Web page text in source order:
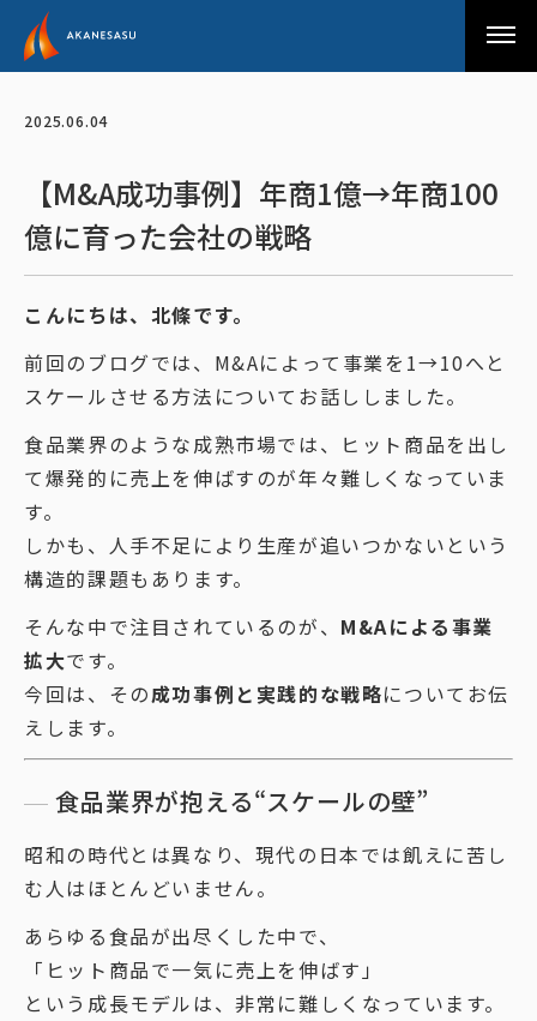
アカネサス
2025.06.04
【M&A成功事例】年商1億→年商100
億に育った会社の戦略
こんにちは、北條です。
前回のブログでは、M&Aによって事業を1→10へと
スケールさせる方法についてお話ししました。
食品業界のような成熟市場では、ヒット商品を出し
て爆発的に売上を伸ばすのが年々難しくなっていま
す。
しかも、人手不足により生産が追いつかないという
構造的課題もあります。
そんな中で注目されているのが、 M&Aによる事業
拡大です。
今回は、その成功事例と実践的な戦略についてお伝
えします。
食品業界が抱える“スケールの壁”
昭和の時代とは異なり、現代の日本では飢えに苦し
む人はほとんどいません。
あらゆる食品が出尽くした中で、
「ヒット商品で一気に売上を伸ばす」
という成長モデルは、非常に難しくなっています。